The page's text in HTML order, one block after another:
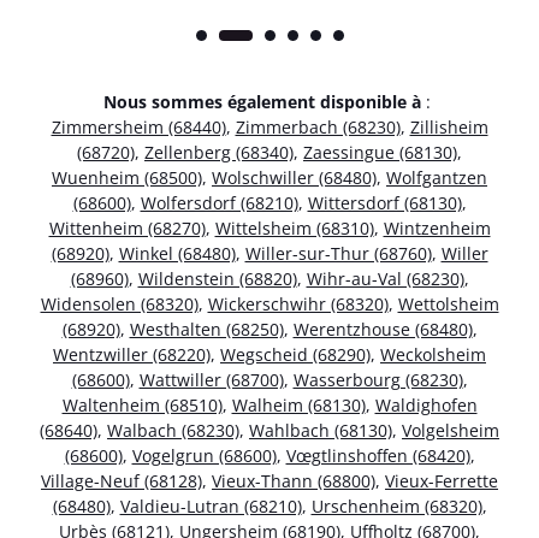
Nous sommes également disponible à :
Zimmersheim (68440), Zimmerbach (68230), Zillisheim
(68720), Zellenberg (68340), Zaessingue (68130),
Wuenheim (68500), Wolschwiller (68480), Wolfgantzen
(68600), Wolfersdorf (68210), Wittersdorf (68130),
Wittenheim (68270), Wittelsheim (68310), Wintzenheim
(68920), Winkel (68480), Willer-sur-Thur (68760), Willer
(68960), Wildenstein (68820), Wihr-au-Val (68230),
Widensolen (68320), Wickerschwihr (68320), Wettolsheim
(68920), Westhalten (68250), Werentzhouse (68480),
Wentzwiller (68220), Wegscheid (68290), Weckolsheim
(68600), Wattwiller (68700), Wasserbourg (68230),
Waltenheim (68510), Walheim (68130), Waldighofen
(68640), Walbach (68230), Wahlbach (68130), Volgelsheim
(68600), Vogelgrun (68600), Vœgtlinshoffen (68420),
Village-Neuf (68128), Vieux-Thann (68800), Vieux-Ferrette
(68480), Valdieu-Lutran (68210), Urschenheim (68320),
Urbès (68121), Ungersheim (68190), Uffholtz (68700),